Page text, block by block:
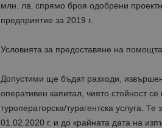
млн. лв. спрямо броя одобрени
предприятие за 2019 г.
Условията за предоставяне на
Допустими ще бъдат разходи,
оперативен капитал, чиято стойност
туроператорска/турагентска услуга.
01.02.2020 г. и до крайната дата на